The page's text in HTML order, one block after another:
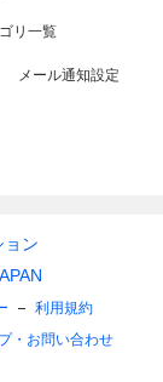
リ一覧
メール通知設定
ョン
利用規約
・お問い合わせ